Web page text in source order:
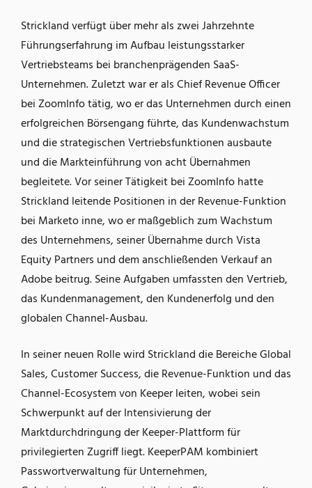
Strickland verfügt über mehr als zwei Jahrzehnte
Führungserfahrung im Aufbau leistungsstarker
Vertriebsteams bei branchenprägenden SaaS-
Unternehmen. Zuletzt war er als Chief Revenue Officer
bei ZoomInfo tätig, wo er das Unternehmen durch einen
erfolgreichen Börsengang führte, das Kundenwachstum
und die strategischen Vertriebsfunktionen ausbaute
und die Markteinführung von acht Übernahmen
begleitete. Vor seiner Tätigkeit bei ZoomInfo hatte
Strickland leitende Positionen in der Revenue-Funktion
bei Marketo inne, wo er maßgeblich zum Wachstum
des Unternehmens, seiner Übernahme durch Vista
Equity Partners und dem anschließenden Verkauf an
Adobe beitrug. Seine Aufgaben umfassten den Vertrieb,
das Kundenmanagement, den Kundenerfolg und den
globalen Channel-Ausbau.
In seiner neuen Rolle wird Strickland die Bereiche Global
Sales, Customer Success, die Revenue-Funktion und das
Channel-Ecosystem von Keeper leiten, wobei sein
Schwerpunkt auf der Intensivierung der
Marktdurchdringung der Keeper-Plattform für
privilegierten Zugriff liegt. KeeperPAM kombiniert
Passwortverwaltung für Unternehmen,